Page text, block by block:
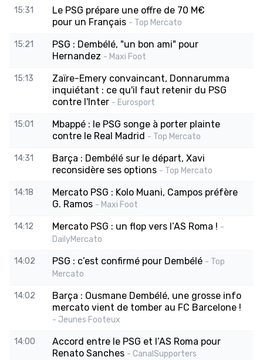
15:31
Le PSG prépare une offre de 70 M€
pour un Français - Top Mercato
15:21
PSG : Dembélé, "un bon ami" pour
Hernandez - Maxi Foot
15:13
Zaïre-Emery convaincant, Donnarumma
inquiétant : ce qu'il faut retenir du PSG
contre l'Inter - Eurosport
15:01
Mbappé : le PSG songe à porter plainte
contre le Real Madrid - Top Mercato
14:31
Barça : Dembélé sur le départ, Xavi
reconsidère ses options - Top Mercato
14:18
Mercato PSG : Kolo Muani, Campos préfère
G. Ramos - Maxi Foot
14:12 Mercato PSG : un flop vers l’AS Roma ! -
DailyMercato
14:02 PSG : c’est confirmé pour Dembélé - Top
Mercato
14:02
Barça : Ousmane Dembélé, une grosse info
mercato vient de tomber au FC Barcelone !
- Jeunes Footeux
14:00
Accord entre le PSG et l’AS Roma pour
Renato Sanches - CanalSupporters